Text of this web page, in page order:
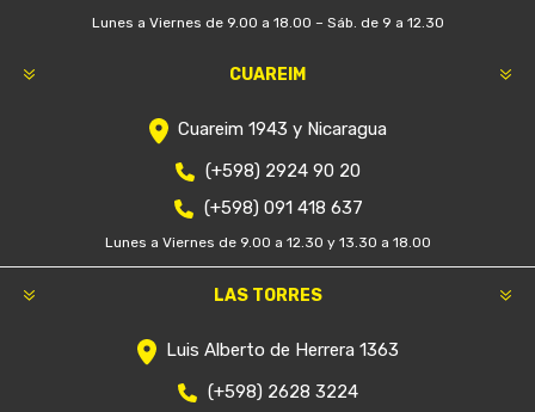
Lunes a Viernes de 9.00 a 18.00 – Sáb. de 9 a 12.30
CUAREIM
Cuareim 1943 y Nicaragua
(+598) 2924 90 20
(+598) 091 418 637
Lunes a Viernes de 9.00 a 12.30 y 13.30 a 18.00
LAS TORRES
Luis Alberto de Herrera 1363
(+598) 2628 3224